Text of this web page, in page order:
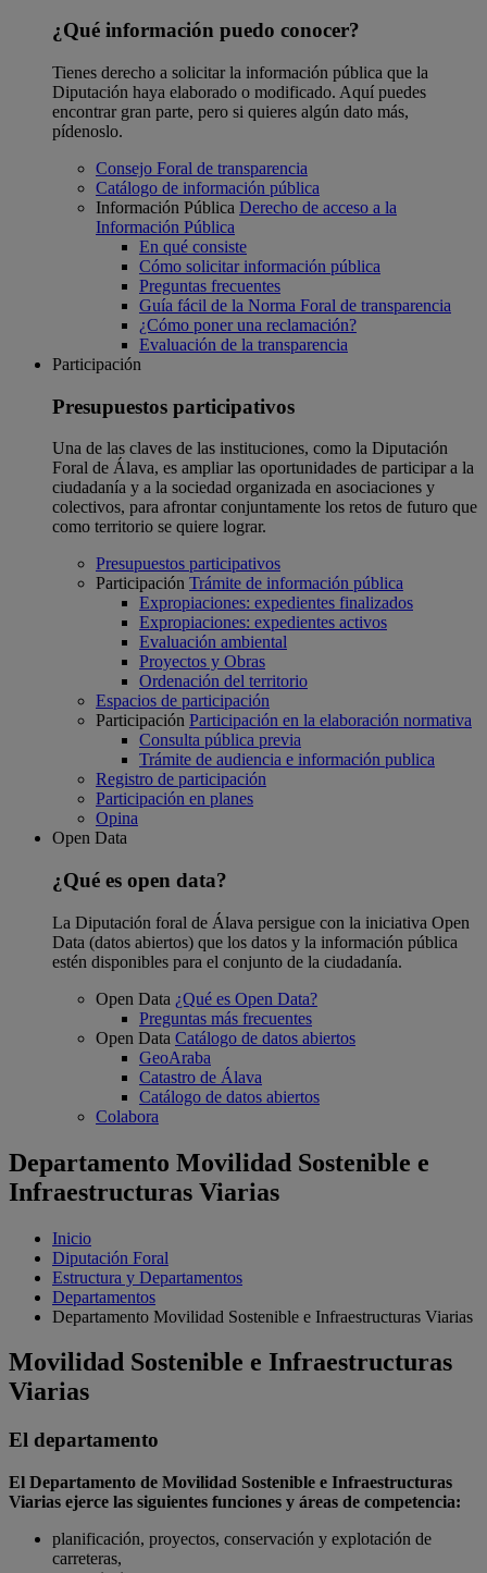
¿Qué información puedo conocer?
Tienes derecho a solicitar la información pública que la
Diputación haya elaborado o modificado. Aquí puedes
encontrar gran parte, pero si quieres algún dato más,
pídenoslo.
Consejo Foral de transparencia
Catálogo de información pública
Información Pública Derecho de acceso a la
Información Pública
En qué consiste
Cómo solicitar información pública
Preguntas frecuentes
Guía fácil de la Norma Foral de transparencia
¿Cómo poner una reclamación?
Evaluación de la transparencia
Participación
Presupuestos participativos
Una de las claves de las instituciones, como la Diputación
Foral de Álava, es ampliar las oportunidades de participar a la
ciudadanía y a la sociedad organizada en asociaciones y
colectivos, para afrontar conjuntamente los retos de futuro que
como territorio se quiere lograr.
Presupuestos participativos
Participación Trámite de información pública
Expropiaciones: expedientes finalizados
Expropiaciones: expedientes activos
Evaluación ambiental
Proyectos y Obras
Ordenación del territorio
Espacios de participación
Participación Participación en la elaboración normativa
Consulta pública previa
Trámite de audiencia e información publica
Registro de participación
Participación en planes
Opina
Open Data
¿Qué es open data?
La Diputación foral de Álava persigue con la iniciativa Open
Data (datos abiertos) que los datos y la información pública
estén disponibles para el conjunto de la ciudadanía.
Open Data ¿Qué es Open Data?
Preguntas más frecuentes
Open Data Catálogo de datos abiertos
GeoAraba
Catastro de Álava
Catálogo de datos abiertos
Colabora
Departamento Movilidad Sostenible e
Infraestructuras Viarias
Inicio
Diputación Foral
Estructura y Departamentos
Departamentos
Departamento Movilidad Sostenible e Infraestructuras Viarias
Movilidad Sostenible e Infraestructuras
Viarias
El departamento
El Departamento de Movilidad Sostenible e Infraestructuras
Viarias ejerce las siguientes funciones y áreas de competencia:
planificación, proyectos, conservación y explotación de
carreteras,